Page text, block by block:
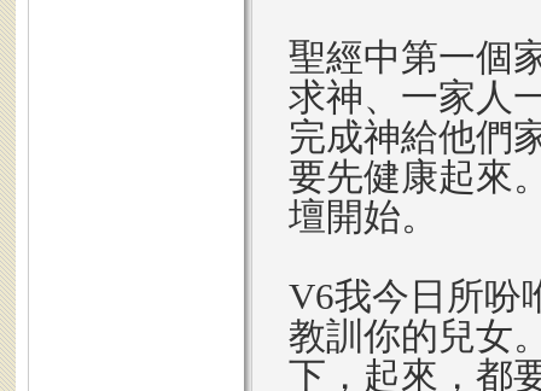
聖經中第一個
求神、一家人
完成神給他們
要先健康起來
壇開始。
V6我今日所吩
教訓你的兒女
下，起來，都